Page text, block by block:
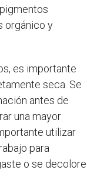
orgánico y
es importante
seca. Se
antes de
una mayor
utilizar
para
o se decolore